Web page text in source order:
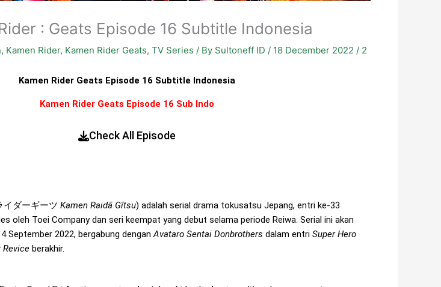
: Geats Episode 16 Subtitle Indonesia
, Kamen Rider, Kamen Rider Geats, TV Series / By Sultoneff ID / 18 December 2022 / 2
Kamen Rider Geats Episode 16 Subtitle Indonesia
Kamen Rider Geats Episode 16 Sub Indo
Check All Episode
イダーギーツ Kamen Raidā Gītsu) adalah serial drama tokusatsu Jepang, entri ke-33
oleh Toei Company dan seri keempat yang debut selama periode Reiwa. Serial ini akan
September 2022, bergabung denganAvataro Sentai Donbrothers dalam entri Super Hero
Revice berakhir.